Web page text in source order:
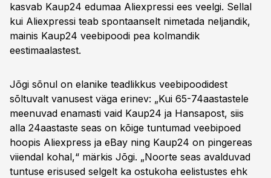
kasvab Kaup24 edumaa Aliexpressi ees veelgi. Sellal
kui Aliexpressi teab spontaanselt nimetada neljandik,
mainis Kaup24 veebipoodi pea kolmandik
eestimaalastest.
Jõgi sõnul on elanike teadlikkus veebipoodidest
sõltuvalt vanusest väga erinev: „Kui 65-74aastastele
meenuvad enamasti vaid Kaup24 ja Hansapost, siis
alla 24aastaste seas on kõige tuntumad veebipoed
hoopis Aliexpress ja eBay ning Kaup24 on pingereas
viiendal kohal,“ märkis Jõgi. „Noorte seas avalduvad
tuntuse erisused selgelt ka ostukoha eelistustes ehk